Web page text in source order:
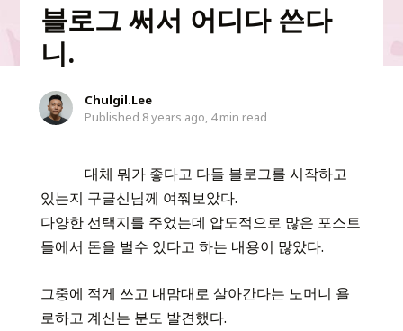
블로그 써서 어디다 쓴다
니.
Chulgil.Lee
Published 8 years ago, 4 min read
대체 뭐가 좋다고 다들 블로그를 시작하고
있는지 구글신님께 여쭤보았다.
다양한 선택지를 주었는데 압도적으로 많은 포스트
들에서 돈을 벌수 있다고 하는 내용이 많았다.
그중에 적게 쓰고 내맘대로 살아간다는 노머니 욜
로하고 계신는 분도 발견했다.